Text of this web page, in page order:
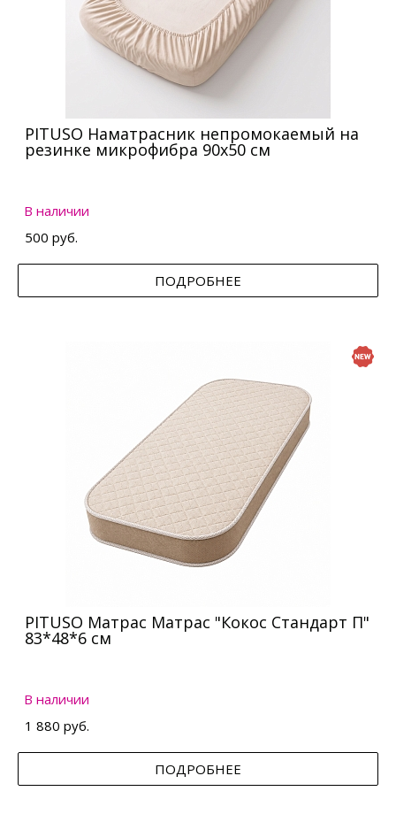
PITUSO Наматрасник непромокаемый на
резинке микрофибра 90х50 см
В наличии
500 руб.
ПОДРОБНЕЕ
PITUSO Матрас Матрас "Кокос Стандарт П"
83*48*6 см
В наличии
1 880 руб.
ПОДРОБНЕЕ